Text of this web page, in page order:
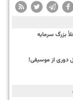
بزرگ سرمایه
دوری از موسیقی!